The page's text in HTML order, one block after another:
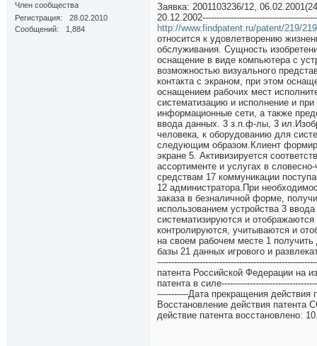
Член сообщества
Регистрация
28.02.2010
Сообщений
1,884
Заявка: 2001103236/12,
http://www.findpatent.ru/patent/219/
относится к удовлетворению
обслуживания. Сущность
оснащение в виде компьютера с
возможностью визуального
контакта с экраном, при этом
оснащением рабочих мест
систематизацию и исполнение и
информационные сети, а также
ввода данных. 3 з.п.ф-лы, 3
человека, к оборудованию для
следующим образом.Клиент
экране 5. Активизируется
ассортименте и услугах в
средствам 17 коммуникации
12 администратора.При
заказа в безналичной форме,
использованием устройства 3
систематизируются и
контролируются, учитываются и
на своем рабочем месте 1
базы 21 данных игрового и
патента Российской Федерации на
патента в
-----------Дата прекращения
Восстановление действия патента
действие патента восстановлено: